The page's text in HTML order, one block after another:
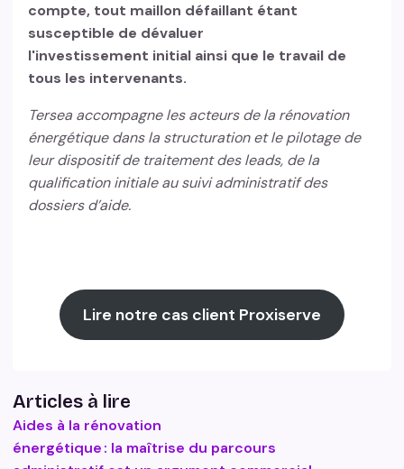
compte, tout maillon défaillant étant
susceptible de dévaluer
l'investissement initial ainsi que le travail de
tous les intervenants.
Tersea accompagne les acteurs de la rénovation
énergétique dans la structuration et le pilotage de
leur dispositif de traitement des leads, de la
qualification initiale au suivi administratif des
dossiers d’aide.
Lire notre cas client Proxiserve
Articles à lire
Aides à la rénovation
énergétique : la maîtrise du parcours